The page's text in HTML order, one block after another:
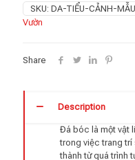
SKU: DA-TIỂU-CẢNH-
Vườn
Share
Description
Đá bóc là một vật
trong việc trang trí
thành từ quá trình